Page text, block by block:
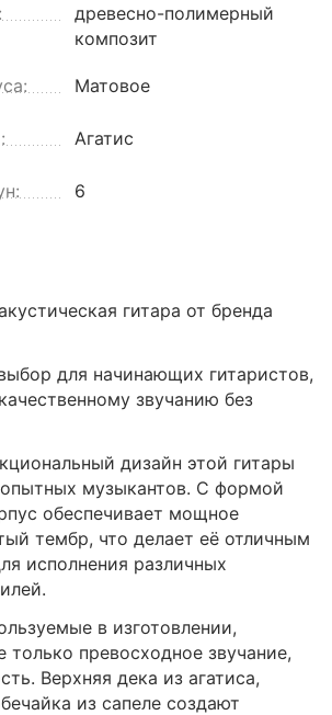
древесно-полимерный
композит
Матовое
: Агатис
6
гитара от бренда
для начинающих гитаристов,
звучанию без
дизайн этой гитары
опытных музыкантов. С формой
обеспечивает мощное
тембр, что делает её отличным
исполнения различных
в изготовлении,
только превосходное звучание,
Верхняя дека из агатиса,
из сапеле создают